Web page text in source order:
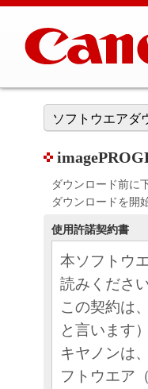
ソフトウエアダ
ダウンロード前に
ダウンロードを開
使用許諾契約書
本ソフトウ
読みください
この契約は
と言います
キヤノンは
フトウエア